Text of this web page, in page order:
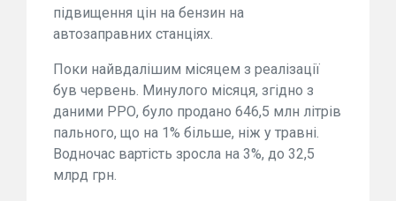
підвищення цін на бензин на
автозаправних станціях.
Поки найвдалішим місяцем з реалізації
був червень. Минулого місяця, згідно з
даними РРО, було продано 646,5 млн літрів
пального, що на 1% більше, ніж у травні.
Водночас вартість зросла на 3%, до 32,5
млрд грн.